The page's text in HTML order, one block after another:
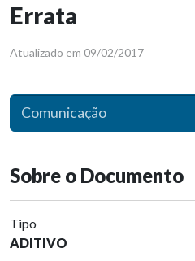
Errata
Atualizado em 09/02/2017
Comunicação
Sobre o Documento
Tipo
ADITIVO